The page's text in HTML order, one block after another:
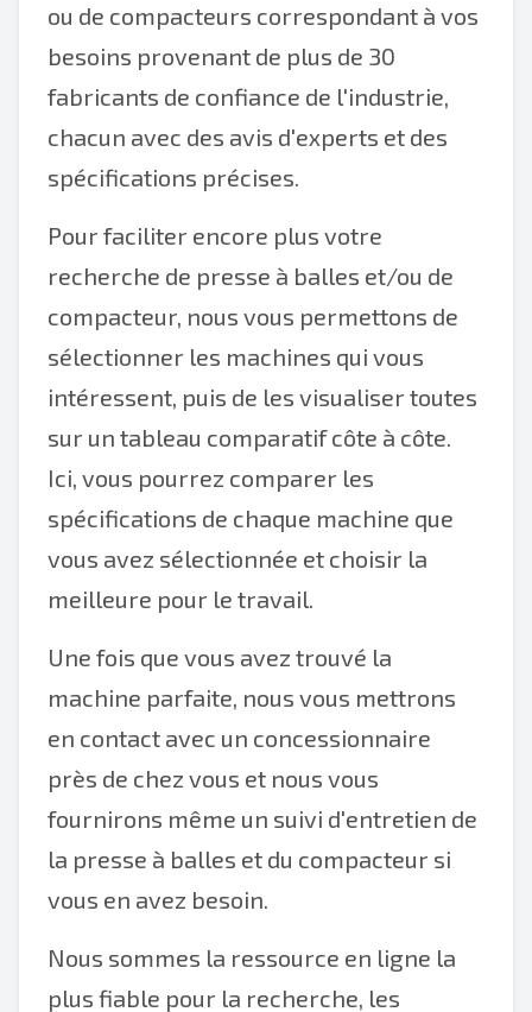
ou de compacteurs correspondant à vos
besoins provenant de plus de 30
fabricants de confiance de l'industrie,
chacun avec des avis d'experts et des
spécifications précises.
Pour faciliter encore plus votre
recherche de presse à balles et/ou de
compacteur, nous vous permettons de
sélectionner les machines qui vous
intéressent, puis de les visualiser toutes
sur un tableau comparatif côte à côte.
Ici, vous pourrez comparer les
spécifications de chaque machine que
vous avez sélectionnée et choisir la
meilleure pour le travail.
Une fois que vous avez trouvé la
machine parfaite, nous vous mettrons
en contact avec un concessionnaire
près de chez vous et nous vous
fournirons même un suivi d'entretien de
la presse à balles et du compacteur si
vous en avez besoin.
Nous sommes la ressource en ligne la
plus fiable pour la recherche, les